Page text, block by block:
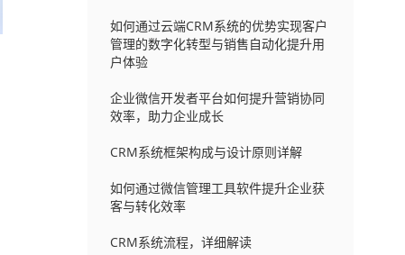
如何通过云端CRM系统的优势实现客户
管理的数字化转型与销售自动化提升用
户体验
企业微信开发者平台如何提升营销协同
效率，助力企业成长
CRM系统框架构成与设计原则详解
如何通过微信管理工具软件提升企业获
客与转化效率
CRM系统流程，详细解读